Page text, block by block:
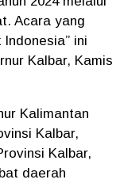
Acara yang
ini
Kalbar, Kamis
Kalimantan
Kalbar,
Kalbar,
daerah